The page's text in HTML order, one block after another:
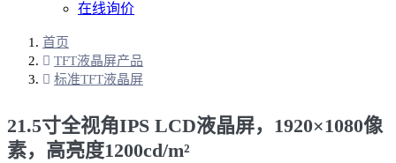
在线询价
首页
TFT液晶屏产品
标准TFT液晶屏
21.5寸全视角IPS LCD液晶屏，1920×1080像
素，高亮度1200cd/m²